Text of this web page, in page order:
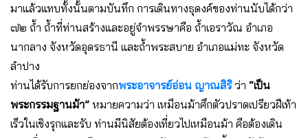
มาแล้วแทบทั้งนั้นตามบันทึก การเดินทางธุดงค์ของท่านนับได้กว่า
๗๒ ถ้ำ ถ้ำที่ท่านสร้างและอยู่จำพรรษาคือ ถ้ำเอราวัณ อำเภอ
นากลาง จังหวัดอุดรธานี และถ้ำพระสบาย อำเภอแม่ทะ จังหวัด
ลำปาง
ท่านได้รับการยกย่องจากพระอาจารย์อ่อน ญาณสิริว่า “เป็น
พระกรรมฐานม้า” หมายความว่า เหมือนม้าศึกตัวปราดเปรียวฝีเท้า
เร็วในเชิงรุกและรับ ท่านมีนิสัยต้องเที่ยวไปเหมือนม้า คือต้องเดิน